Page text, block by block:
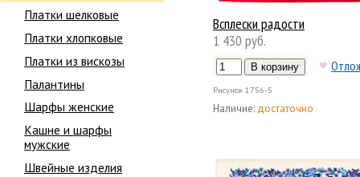
Платки шелковые
Платки хлопковые
Платки из вискозы
Палантины
Шарфы женские
Кашне и шарфы
мужские
Швейные изделия
Всплески радости
1 430 руб.
Рисунок 1756-5
Наличие: достаточно